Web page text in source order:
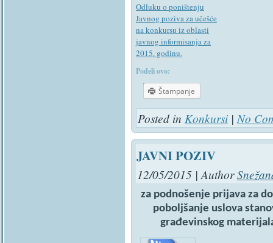
Odluku o poništenju
Javnog poziva za učešće
na konkursu iz oblasti
javnog informisanja za
2015. godinu.
Podeli ovo:
Štampanje
Posted in Konkursi | No
JAVNI POZIV
12/05/2015 | Author
za podnošenje prijava za
poboljšanje uslova
građevinskog